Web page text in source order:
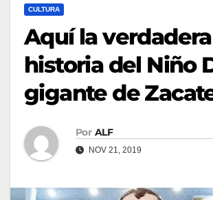
CULTURA
Aquí la verdadera
historia del Niño
gigante de
Por ALF
NOV 21, 2019